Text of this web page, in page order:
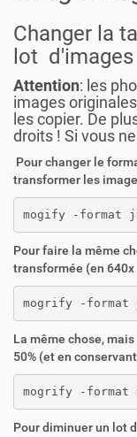
Changer la
lot
Attention: les
images
les copier. De
droits ! Si vous
Pour changer le
transformer les
mogify -
Pour faire la même
transformée (en 640x
mogrify -
La même chose,
50% (et en
mogrify -
Pour diminuer un lot